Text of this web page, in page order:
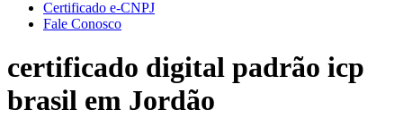
Certificado e-CNPJ
Fale Conosco
certificado digital padrão icp
brasil em Jordão